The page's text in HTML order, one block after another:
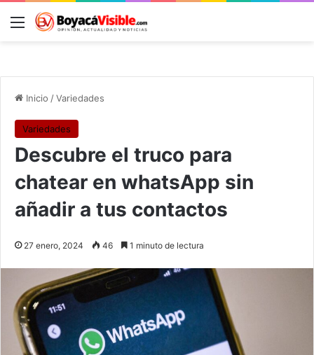
Menú
Inicio /Variedades
Variedades
Descubre el truco para
chatear en whatsApp sin
añadir a tus contactos
27 enero, 2024 46 1 minuto de lectura